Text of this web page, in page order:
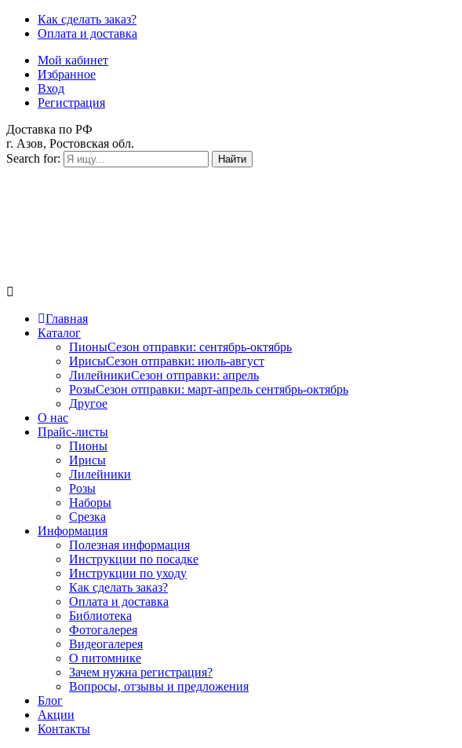
Как сделать заказ?
Оплата и доставка
Мой кабинет
Избранное
Вход
Регистрация
Доставка по РФ
г. Азов, Ростовская обл.
Search for:
Найти
Главная
Каталог
ПионыСезон отправки: сентябрь-октябрь
ИрисыСезон отправки: июль-август
ЛилейникиСезон отправки: апрель
РозыСезон отправки: март-апрель сентябрь-октябрь
Другое
О нас
Прайс-листы
Пионы
Ирисы
Лилейники
Розы
Наборы
Срезка
Информация
Полезная информация
Инструкции по посадке
Инструкции по уходу
Как сделать заказ?
Оплата и доставка
Библиотека
Фотогалерея
Видеогалерея
О питомнике
Зачем нужна регистрация?
Вопросы, отзывы и предложения
Блог
Акции
Контакты